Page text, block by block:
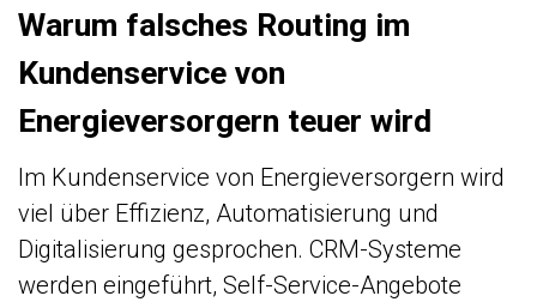
Warum falsches Routing im
Kundenservice von
Energieversorgern teuer wird
Im Kundenservice von Energieversorgern wird
viel über Effizienz, Automatisierung und
Digitalisierung gesprochen. CRM-Systeme
werden eingeführt, Self-Service-Angebote